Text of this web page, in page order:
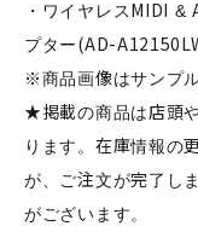
・ワイヤレスMIDI
プター(AD-
※商品画像はサンプル
★掲載の商品は店頭
ります。在庫情報の
が、ご注文が完了し
がございます。